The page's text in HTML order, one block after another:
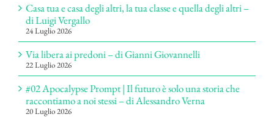
Casa tua e casa degli altri, la tua classe e quella degli altri –
di Luigi Vergallo
24 Luglio 2026
Via libera ai predoni – di Gianni Giovannelli
22 Luglio 2026
#02 Apocalypse Prompt | Il futuro è solo una storia che
raccontiamo a noi stessi – di Alessandro Verna
20 Luglio 2026